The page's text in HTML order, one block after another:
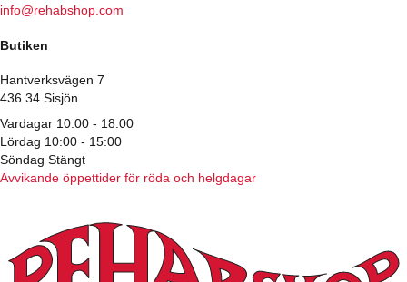
info@rehabshop.com
Butiken
Hantverksvägen 7
436 34 Sisjön
Vardagar 10:00 - 18:00
Lördag 10:00 - 15:00
Söndag Stängt
Avvikande öppettider för röda och helgdagar